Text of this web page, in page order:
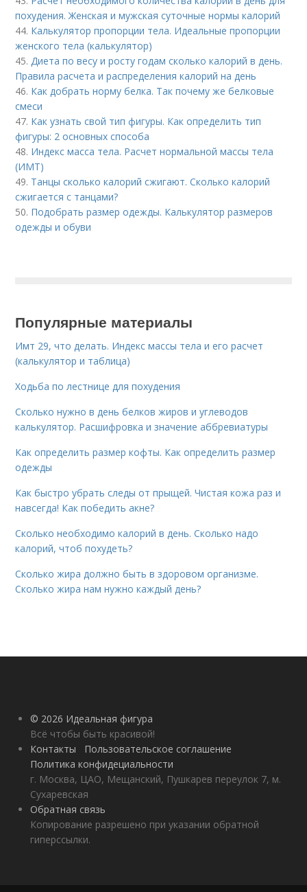
похудения. Женская и мужская суточные нормы калорий
44. Калькулятор пропорции тела. Идеальные пропорции
женского тела (калькулятор)
45.Диета по весу и росту годам сколько калорий в день.
Правила расчета и распределения калорий на день
46. Как добрать норму белка. Так почему же белковые
смеси
47. Как узнать свой тип фигуры. Как определить тип
фигуры: 2 основных способа
48. Индекс масса тела. Расчет нормальной массы тела
(ИМТ)
49. Танцы сколько калорий сжигают. Сколько калорий
сжигается с танцами?
50. Подобрать размер одежды. Калькулятор размеров
одежды и обуви
Популярные материалы
Имт 29, что делать. Индекс массы тела и его расчет
(калькулятор и таблица)
Ходьба по лестнице для похудения
Сколько нужно в день белков жиров и углеводов
калькулятор. Расшифровка и значение аббревиатуры
Как определить размер кофты. Как определить размер
одежды
Как быстро убрать следы от прыщей. Чистая кожа раз и
навсегда! Как победить акне?
Сколько необходимо калорий в день. Сколько надо
калорий, чтоб похудеть?
Сколько жира должно быть в здоровом организме.
Сколько жира нам нужно каждый день?
© 2026 Идеальная фигура
Всё чтобы быть красивой!
Контакты
Пользовательское соглашение
Политика конфидециальности
г. Москва, ЦАО, Мещанский, Пушкарев переулок 7, м.
Сухаревская
Обратная связь
Копирование разрешено при указании обратной
гиперссылки.